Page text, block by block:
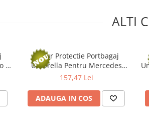
ALTI
Iv
Covor Protectie Portbagaj
Umbrella Pentru Mercedes
Benz X253 Glc (2015-)
157,47 Lei
ADAUGA IN COS